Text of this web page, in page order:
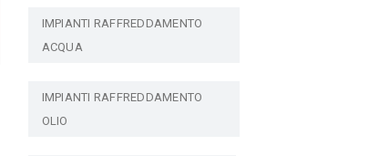
IMPIANTI RAFFREDDAMENTO
ACQUA
IMPIANTI RAFFREDDAMENTO
OLIO